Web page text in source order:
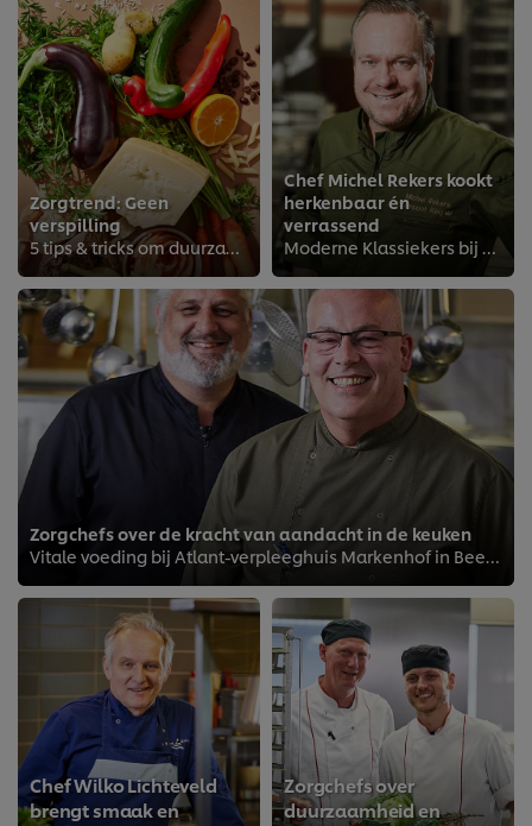
Zorgtrend: Geen
verspilling
5 tips & tricks om duurzamer en slimmer te koken als zorgchef
Chef Michel Rekers kookt
herkenbaar én
verrassend
Moderne Klassiekers bij woonzorglocatie De Marke van Viva! Zorggroep
Zorgchefs over de kracht van aandacht in de keuken
Vitale voeding bij Atlant-verpleeghuis Markenhof in Beekbergen
Chef Wilko Lichteveld
brengt smaak en
Zorgchefs over
duurzaamheid en